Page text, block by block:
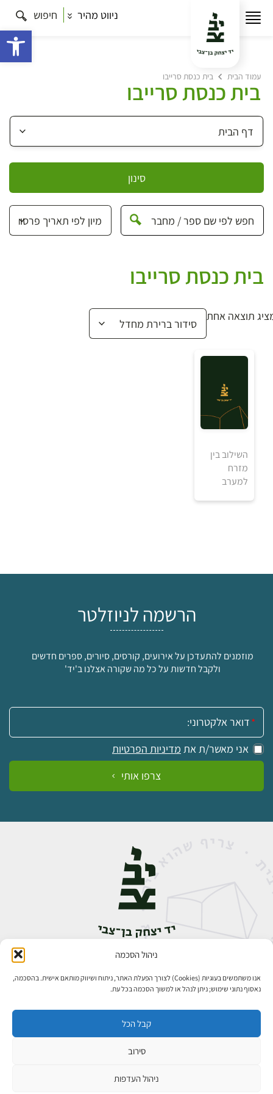
ניהול הסכמה
אנו משתמשים בעוגיות (Cookies) לצורך הפעלת האתר, ניתוח ושיווק מותאם אישית. בהסכמה,
נאסוף נתוני שימוש; ניתן לנהל או למשוך הסכמה בכל עת.
קבל הכל
סירוב
ניהול העדפות
ניווט מהיר חיפוש
עמוד הבית בית כנסת סרייבו
בית כנסת סרייבו
סינון
בית כנסת סרייבו
תוצאה אחת
השילוב בין
מזרח
למערב
הרשמה לניוזלטר
מוזמנים להתעדכן על אירועים, קורסים, סיורים, ספרים חדשים
ולקבל חדשות על כל מה שקורה אצלנו ב'יד'
אימייל:
אני מאשר/ת את מדיניות הפרטיות
צרפו אותי
אבן גבירול 14, רחביה, ירושלים
פיתוח אתרים